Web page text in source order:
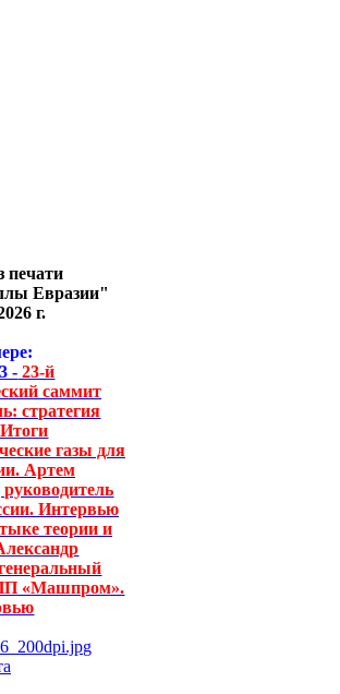
Евразии"
г.
- 23-й
саммит
стратегия
газы для
Артем
Интервью
теории и
«Машпром».